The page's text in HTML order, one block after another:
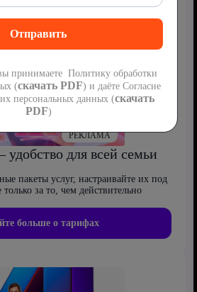
для всей семьи
пакеты услуг, настраивайте их под
за то, чем действительно
больше о тарифах
РЕКЛАМА
принимаете Политику обработки
(скачать PDF) и даёте Согласие
персональных данных (скачать
PDF)